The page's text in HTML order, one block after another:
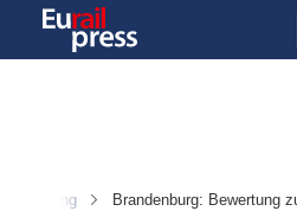
Brandenburg: Bewertung